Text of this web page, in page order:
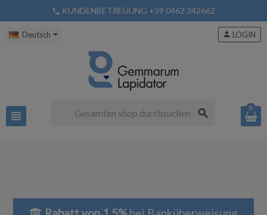
phone KUNDENBETREUUNG +39 0462 342662
Deutsch
view_headline search
person LOGIN
0